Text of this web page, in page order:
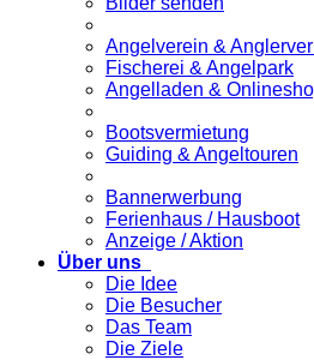
Angelverein &
Fischerei & Angelpark
Angelladen &
Bootsvermietung
Guiding & Angeltouren
Bannerwerbung
Ferienhaus / Hausboot
Anzeige / Aktion
Über uns
Die Idee
Die Besucher
Das Team
Die Ziele